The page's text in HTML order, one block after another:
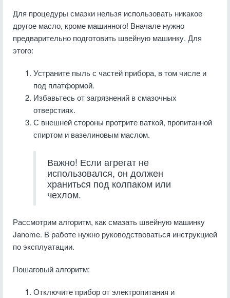
Для процедуры смазки нельзя использовать никакое
другое масло, кроме машинного! Вначале нужно
предварительно подготовить швейную машинку. Для
этого:
Устраните пыль с частей прибора, в том числе и
под платформой.
Избавьтесь от загрязнений в смазочных
отверстиях.
С внешней стороны протрите ваткой, пропитанной
спиртом и вазелиновым маслом.
Важно! Если агрегат не
использовался, он должен
храниться под колпаком или
чехлом.
Рассмотрим алгоритм, как смазать швейную машинку
Janome. В работе нужно руководствоваться инструкцией
по эксплуатации.
Пошаговый алгоритм:
Отключите прибор от электропитания и